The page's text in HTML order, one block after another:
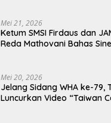
Mei 21, 2026
Ketum SMSI Firdaus dan
Reda Mathovani Bahas
MBG, Perkuat Pengawasan
Pemerintah
Mei 20, 2026
Jelang Sidang WHA ke-79,
Luncurkan Video “Taiwan